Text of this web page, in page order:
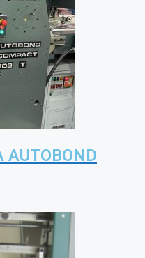
AUTOBOND